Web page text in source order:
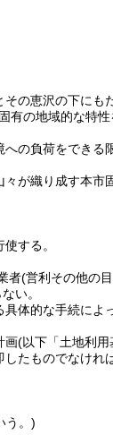
の恵沢の下に
の地域的な特
の負荷をでき
が織り成す本
する。
者(営利その他の
い。
体的な手続によ
画(以下「土地利
たものでなけれ
う。)